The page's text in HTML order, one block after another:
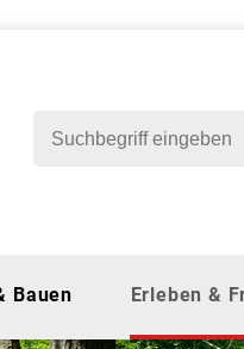
Bauen Erleben &